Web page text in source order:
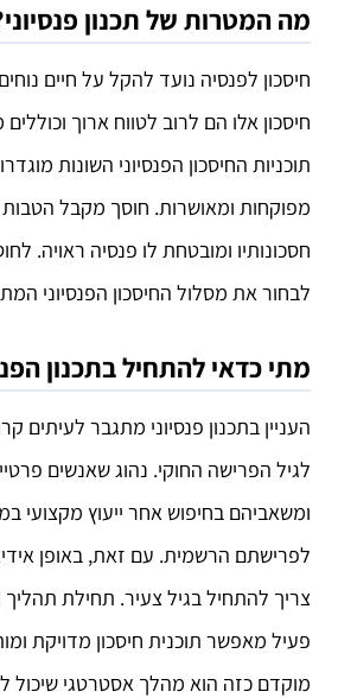
מה המטרות של תכנון
חיסכון לפנסיה נועד להקל על חיים
חיסכון אלו הם לרוב לטווח ארוך
תוכניות החיסכון הפנסיוני השונות
מפוקחות ומאושרות. חוסך מקבל הטבות
חסכונותיו ומובטחת לו פנסיה ראויה.
לבחור את מסלול החיסכון הפנסיוני
מתי כדאי להתחיל בתכנון
העניין בתכנון פנסיוני מתגבר לעיתים
לגיל הפרישה החוקי. נהוג שאנשים
ומשאביהם בחיפוש אחר ייעוץ מקצועי
לפרישתם הרשמית. עם זאת, באופן
צריך להתחיל בגיל צעיר. תחילת
פעיל מאפשר תוכנית חיסכון מדויקת
מוקדם כזה הוא מהלך אסטרטגי שיכול